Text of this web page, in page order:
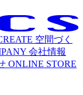
空間づく
会社情報
ONLINE STORE